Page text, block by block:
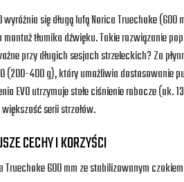
wyróżnia się długą lufą Norica Truechoke
tłumika dźwięku. Takie rozwiązanie
przy długich sesjach strzeleckich? Za
(200-400 g), który umożliwia dostosowanie
EVO utrzymuje stałe ciśnienie robocze
serii strzałów.
CECHY I KORZYŚCI
Truechoke 600 mm ze stabilizowanym